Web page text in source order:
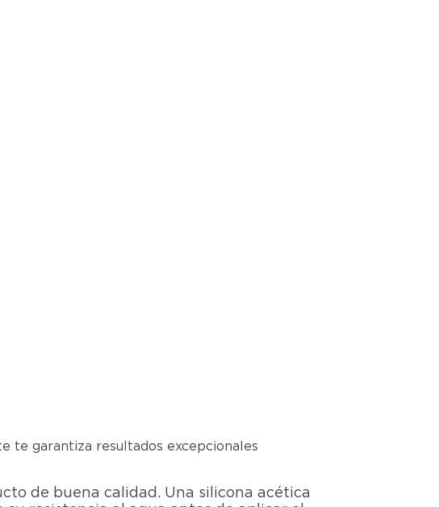
te garantiza resultados excepcionales
de buena calidad. Una silicona acética